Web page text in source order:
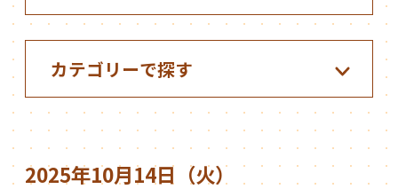
2025年10月14日（火）